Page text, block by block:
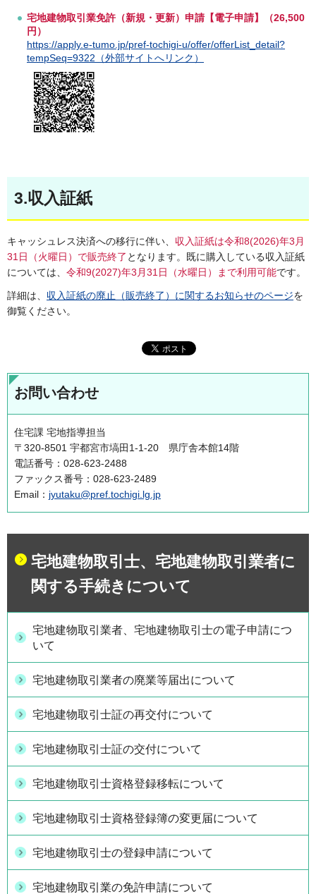
宅地建物取引業免許（新規・更新）申請【電子申請】（26,500
円）
https://apply.e-tumo.jp/pref-tochigi-u/offer/offerList_detail?
tempSeq=9322（外部サイトへリンク）
3.収入証紙
キャッシュレス決済への移行に伴い、 収入証紙は令和8(2026)年3月
31日（火曜日）で販売終了 となります。既に購入している収入証紙
については、 令和9(2027)年3月31日（水曜日）まで利用可能です。
詳細は、 収入証紙の廃止（販売終了）に関するお知らせのページを
御覧ください。
お問い合わせ
住宅課 宅地指導担当
〒320-8501 宇都宮市塙田1-1-20 県庁舎本館14階
電話番号：028-623-2488
ファックス番号：028-623-2489
Email： jyutaku@pref.tochigi.lg.jp
宅地建物取引士、宅地建物取引業者に
関する手続きについて
宅地建物取引業者、宅地建物取引士の電子申請につ
いて
宅地建物取引業者の廃業等届出について
宅地建物取引士証の再交付について
宅地建物取引士証の交付について
宅地建物取引士資格登録移転について
宅地建物取引士資格登録簿の変更届について
宅地建物取引士の登録申請について
宅地建物取引業の免許申請について